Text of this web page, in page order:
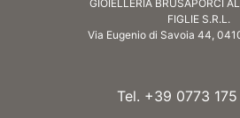
GIOIELLERIA BRUSAPORCI
FIGLIE S.R.L.
Via Eugenio di Savoia 44,
Tel. +39 0773